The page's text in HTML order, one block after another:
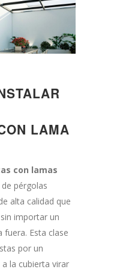
LAMA
con lamas
pérgolas
alta calidad que
importar un
Esta clase
por un
la cubierta virar